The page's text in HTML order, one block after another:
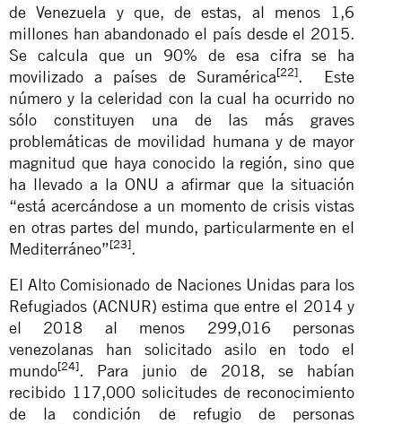
de Venezuela y que, de estas, al menos 1,6
millones han abandonado el país desde el 2015.
Se calcula que un 90% de esa cifra se ha
movilizado a países de Suramérica[22]. Este
número y la celeridad con la cual ha ocurrido no
sólo constituyen una de las más graves
problemáticas de movilidad humana y de mayor
magnitud que haya conocido la región, sino que
ha llevado a la ONU a afirmar que la situación
“está acercándose a un momento de crisis vistas
en otras partes del mundo, particularmente en el
Mediterráneo”[23].
El Alto Comisionado de Naciones Unidas para los
Refugiados (ACNUR) estima que entre el 2014 y
el 2018 al menos 299,016 personas
venezolanas han solicitado asilo en todo el
mundo[24]. Para junio de 2018, se habían
recibido 117,000 solicitudes de reconocimiento
de la condición de refugio de personas